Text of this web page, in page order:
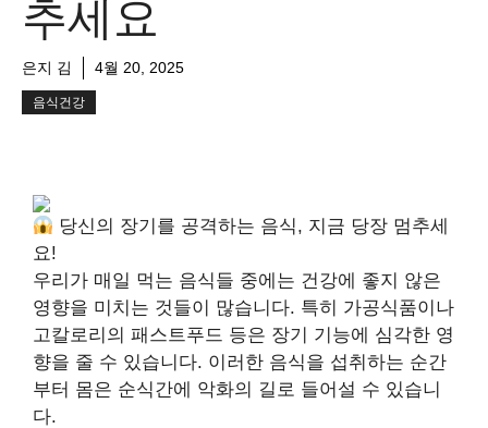
추세요
은지 김 4월 20, 2025
음식건강
당신의 장기를 공격하는 음식, 지금 당장 멈추세
요!
우리가 매일 먹는 음식들 중에는 건강에 좋지 않은
영향을 미치는 것들이 많습니다. 특히 가공식품이나
고칼로리의 패스트푸드 등은 장기 기능에 심각한 영
향을 줄 수 있습니다. 이러한 음식을 섭취하는 순간
부터 몸은 순식간에 악화의 길로 들어설 수 있습니
다.